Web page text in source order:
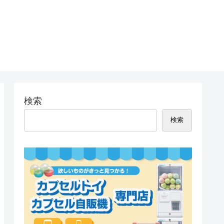
検索
検索